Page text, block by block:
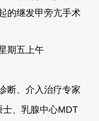
的继发甲旁亢手术
期五上午
、介入治疗专家
、乳腺中心MDT